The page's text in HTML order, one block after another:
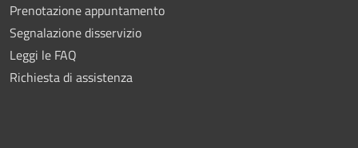
Prenotazione appuntamento
Segnalazione disservizio
Leggi le FAQ
Richiesta di assistenza